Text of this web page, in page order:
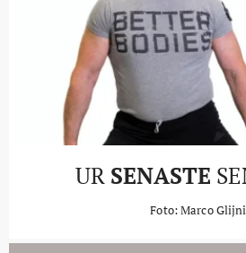
UR SENASTE
Foto: Marco